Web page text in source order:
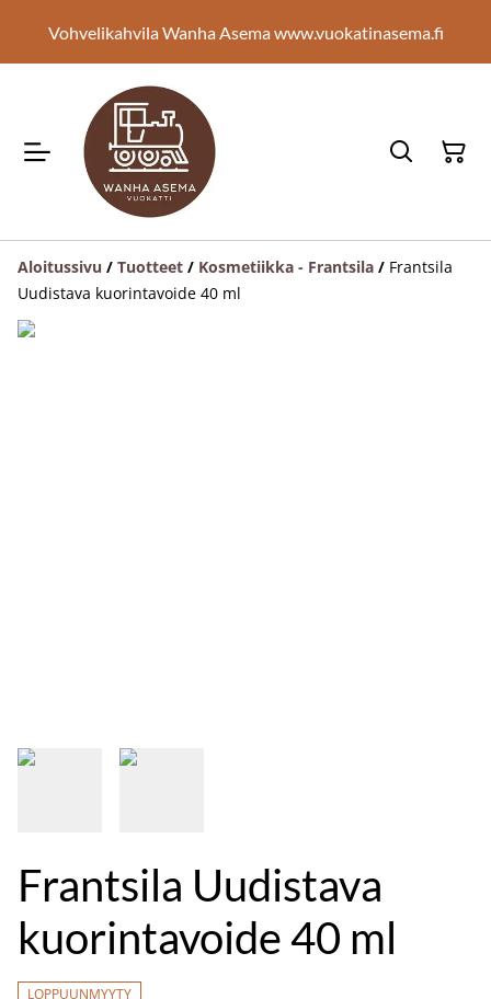
Vohvelikahvila Wanha Asema www.vuokatinasema.fi
Aloitussivu / Tuotteet / Kosmetiikka - Frantsila / Frantsila
Uudistava kuorintavoide 40 ml
Frantsila Uudistava
kuorintavoide 40 ml
LOPPUUNMYYTY